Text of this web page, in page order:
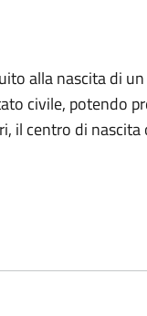
alla nascita di
civile, potendo
il centro di